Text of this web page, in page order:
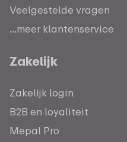
Veelgestelde vragen
...meer klantenservice
Zakelijk
Zakelijk login
B2B en loyaliteit
Mepal Pro